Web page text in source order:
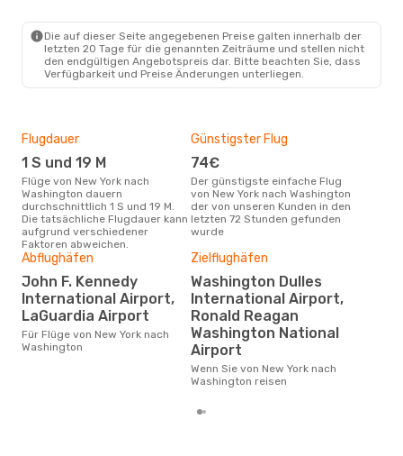
- Fr., 25. Sept.
NYC- WAS
American Airlines Direkt
WAS- NYC
Die auf dieser Seite angegebenen Preise galten innerhalb der
letzten 20 Tage für die genannten Zeiträume und stellen nicht
den endgültigen Angebotspreis dar. Bitte beachten Sie, dass
Verfügbarkeit und Preise Änderungen unterliegen.
Flugdauer
1 S und 19 M
Flüge von New York nach
Washington dauern
durchschnittlich 1 S und 19 M.
Die tatsächliche Flugdauer kann
aufgrund verschiedener
Faktoren abweichen.
Günstigster Flug
74€
Der günstigste einfache Flug
von New York nach Washington
der von unseren Kunden in den
letzten 72 Stunden gefunden
wurde
Abflughäfen
John F. Kennedy
International Airport,
LaGuardia Airport
Für Flüge von New York nach
Washington
Zielflughäfen
Washington Dulles
International Airport,
Ronald Reagan
Washington National
Airport
Wenn Sie von New York nach
Washington reisen